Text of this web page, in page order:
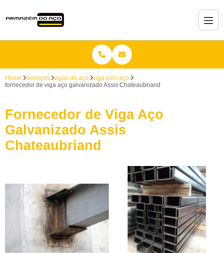
Home Serviços vigas de aço
viga com aço
fornecedor de viga aço galvanizado Assis Chateaubriand
Fornecedor de Viga Aço
Galvanizado Assis
Chateaubriand